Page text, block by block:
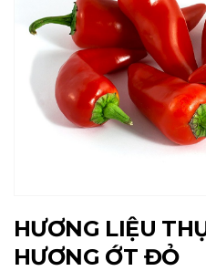
HƯƠNG LIỆU
HƯƠNG ỚT ĐỎ